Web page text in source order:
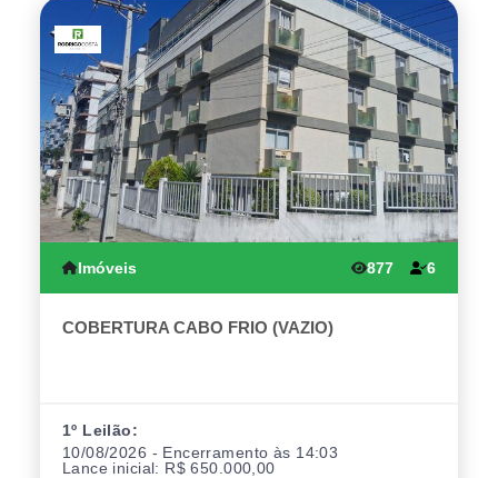
Imóveis 877 6
COBERTURA CABO FRIO (VAZIO)
1º Leilão:
10/08/2026 - Encerramento às 14:03
Lance inicial: R$ 650.000,00